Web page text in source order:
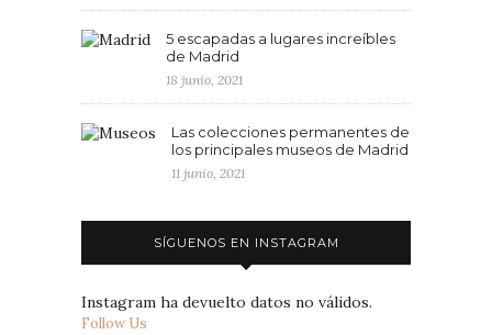
5 escapadas a lugares increíbles
de Madrid
18 junio, 2021
Las colecciones permanentes de
los principales museos de Madrid
11 junio, 2021
SÍGUENOS EN INSTAGRAM
Instagram ha devuelto datos no válidos.
Follow Us